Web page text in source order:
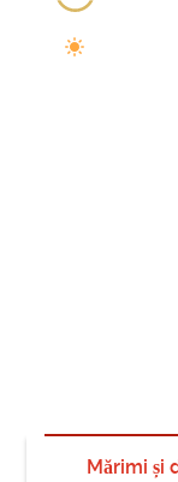
Mărimi și